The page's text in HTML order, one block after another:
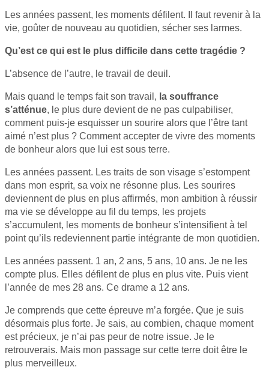
Les années passent, les moments défilent. Il faut revenir à la
vie, goûter de nouveau au quotidien, sécher ses larmes.
Qu’est ce qui est le plus difficile dans cette tragédie ?
L’absence de l’autre, le travail de deuil.
Mais quand le temps fait son travail, la souffrance
s’atténue, le plus dure devient de ne pas culpabiliser,
comment puis-je esquisser un sourire alors que l’être tant
aimé n’est plus ? Comment accepter de vivre des moments
de bonheur alors que lui est sous terre.
Les années passent. Les traits de son visage s’estompent
dans mon esprit, sa voix ne résonne plus. Les sourires
deviennent de plus en plus affirmés, mon ambition à réussir
ma vie se développe au fil du temps, les projets
s’accumulent, les moments de bonheur s’intensifient à tel
point qu’ils redeviennent partie intégrante de mon quotidien.
Les années passent. 1 an, 2 ans, 5 ans, 10 ans. Je ne les
compte plus. Elles défilent de plus en plus vite. Puis vient
l’année de mes 28 ans. Ce drame a 12 ans.
Je comprends que cette épreuve m’a forgée. Que je suis
désormais plus forte. Je sais, au combien, chaque moment
est précieux, je n’ai pas peur de notre issue. Je le
retrouverais. Mais mon passage sur cette terre doit être le
plus merveilleux.